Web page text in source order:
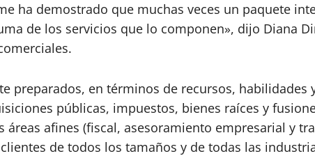
ha demostrado que muchas veces un paquete
de los servicios que lo componen», dijo Diana
preparados, en términos de recursos, habilidades
públicas, impuestos, bienes raíces y
áreas afines (fiscal, asesoramiento empresarial y
de todos los tamaños y de todas las